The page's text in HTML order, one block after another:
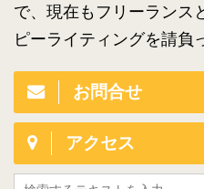
で、現在もフリーランス
ピーライティングを請負
お問合せ
アクセス